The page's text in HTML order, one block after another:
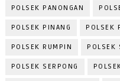
POLSEK PANONGAN
POLSEK PINANG POLSEK
POLSEK RUMPIN POLSEK
POLSEK SERPONG